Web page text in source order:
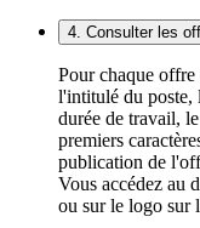
4. Consulter les
Pour chaque
l'intitulé du poste,
durée de travail,
premiers
publication de
Vous accédez au
ou sur le logo sur